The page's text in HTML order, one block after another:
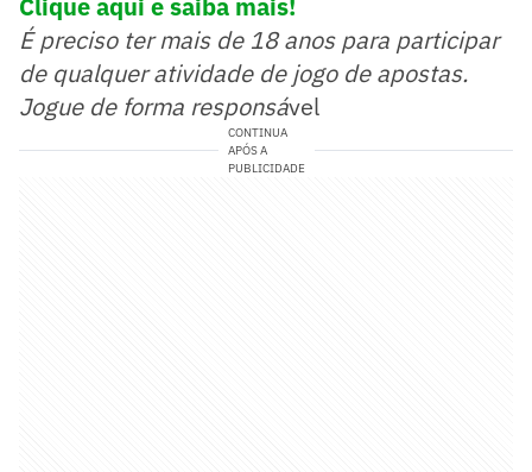
É preciso ter mais de 18 anos para participar
de qualquer atividade de jogo de apostas.
Jogue de forma responsável
CONTINUA
APÓS A
PUBLICIDADE